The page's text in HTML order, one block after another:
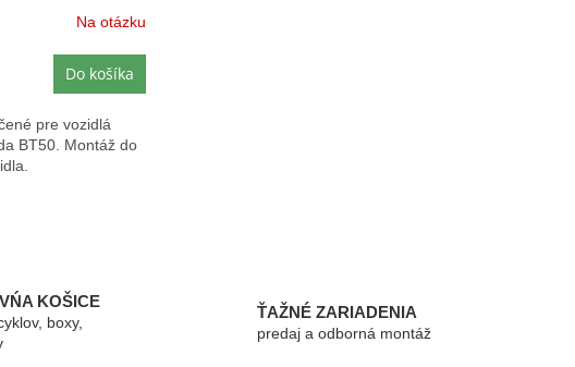
Na otázku
Do košíka
pre vozidlá
BT50. Montáž do
á
d
a
KOŠICE
boxy,
ŤAŽNÉ ZARIADENIA
predaj a odborná montáž